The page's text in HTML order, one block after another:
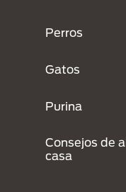
Perros
Gatos
Purina
Consejos de
casa